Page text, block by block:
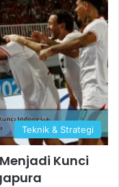
Teknik & Strategi
Kunci